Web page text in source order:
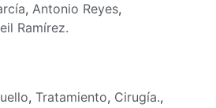
, Antonio Reyes,
Ramírez.
, Tratamiento, Cirugía.,